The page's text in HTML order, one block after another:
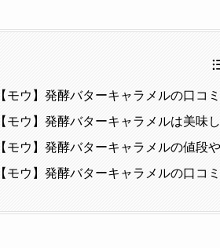
【モウ】発酵バターキャラメルの口コミ
【モウ】発酵バターキャラメルは美味
【モウ】発酵バターキャラメルの値段
【モウ】発酵バターキャラメルの口コ